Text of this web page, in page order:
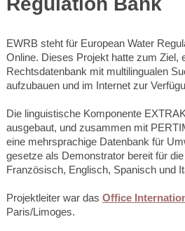
EWRB steht für European Water
Online. Dieses Projekt hatte zum Ziel,
Rechtsdatenbank mit multilingualen
aufzubauen und im Internet zur
Die linguistische Komponente
ausgebaut, und zusammen mit
eine mehrsprachige Datenbank für
gesetze als Demonstrator bereit für
Französisch, Englisch, Spanisch und
Projektleiter war das Office
Paris/Limoges.